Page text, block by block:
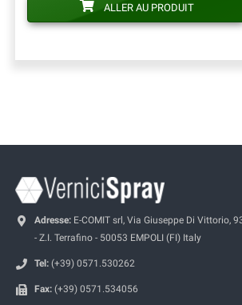
ALLER AU PRODUIT
Adresse: E-COMIT srl, Via Giuseppe Di Vittorio,
- Z.I. Terrafino - 50053 EMPOLI (FI) Italy
Tel: (+39) 0571.530262
Fax: (+39) 0571.534056